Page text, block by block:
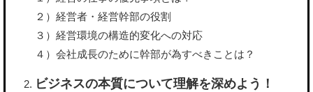
２）経営者・経営幹部の役割
３）経営環境の構造的変化への対応
４）会社成長のために幹部が為すべきことは？
ビジネスの本質について理解を深めよう！